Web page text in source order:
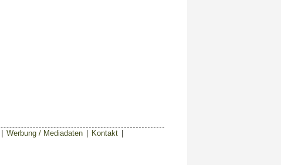
Werbung / Mediadaten Kontakt